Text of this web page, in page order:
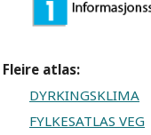
Fleire atlas:
DYRKINGSKLIMA
FYLKESATLAS VEG